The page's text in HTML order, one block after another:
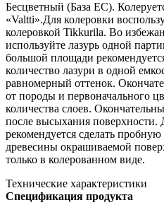
Бесцветный (База EC).
«Valtti».Для колеровки
колеровкой Tikkurila. Во
используйте лазурь одной
большой площади
количество лазури в одной
равномерный оттенок.
от породы и первоначального
количества слоев.
после высыхания поверхности.
рекомендуется сделать
древесины окрашиваемой
только в колерованном виде.
Технические характеристики
Спецификация продукта